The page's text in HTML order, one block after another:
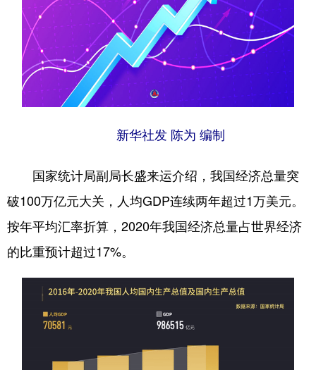
陕西 甘肃 青海 宁夏
新疆 内蒙古 黑龙江
多语种频道
Español Français
新华社发 陈为 编制
国家统计局副局长盛来运介绍，我国经济总量突
破100万亿元大关，人均GDP连续两年超过1万美元。
按年平均汇率折算，2020年我国经济总量占世界经济
的比重预计超过17%。